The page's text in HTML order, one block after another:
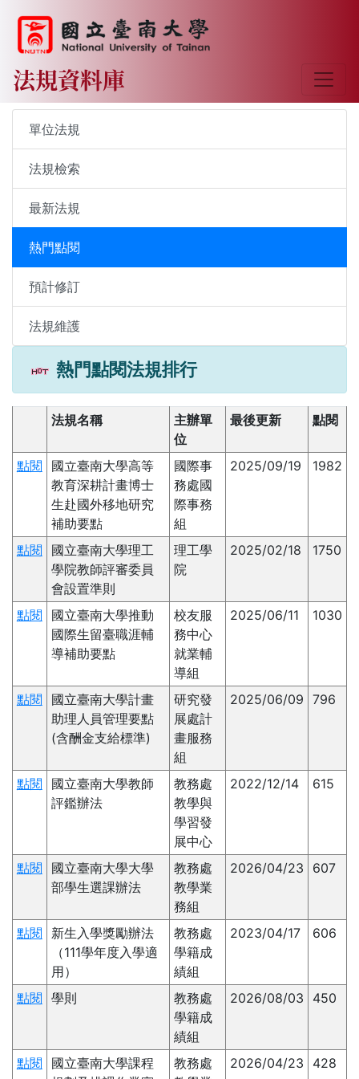
法規資料庫
單位法規
法規檢索
最新法規
熱門點閱
預計修訂
法規維護
熱門點閱法規排行
法規名稱
主辦單
位
最後更新 點閱
點閱
國立臺南大學高等
教育深耕計畫博士
生赴國外移地研究
補助要點
國際事
務處國
際事務
組
2025/09/19 1982
點閱
國立臺南大學理工
學院教師評審委員
會設置準則
理工學
院
2025/02/18 1750
點閱
國立臺南大學推動
國際生留臺職涯輔
導補助要點
校友服
務中心
就業輔
導組
2025/06/11 1030
點閱
國立臺南大學計畫
助理人員管理要點
(含酬金支給標準)
研究發
展處計
畫服務
組
2025/06/09 796
點閱
國立臺南大學教師
評鑑辦法
教務處
教學與
學習發
展中心
2022/12/14 615
點閱
國立臺南大學大學
部學生選課辦法
教務處
教學業
務組
2026/04/23 607
點閱
新生入學獎勵辦法
（111學年度入學適
用）
教務處
學籍成
績組
2023/04/17 606
點閱 學則
教務處
學籍成
績組
2026/08/03 450
點閱
國立臺南大學課程
教務處
2026/04/23 428